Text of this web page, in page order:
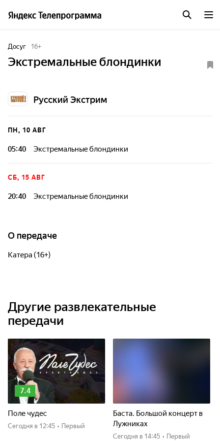
Досуг 16+
Экстремальные блондинки
Русский Экстрим
ПН, 10 АВГ
05:40 Экстремальные блондинки
СБ, 15 АВГ
20:40 Экстремальные блондинки
О передаче
Катера (16+)
Другие развлекательные
передачи
7.4
Поле чудес
Сегодня в 12:45 • Первый
Баста. Большой концерт в
Лужниках
Сегодня в 14:45 • Первый